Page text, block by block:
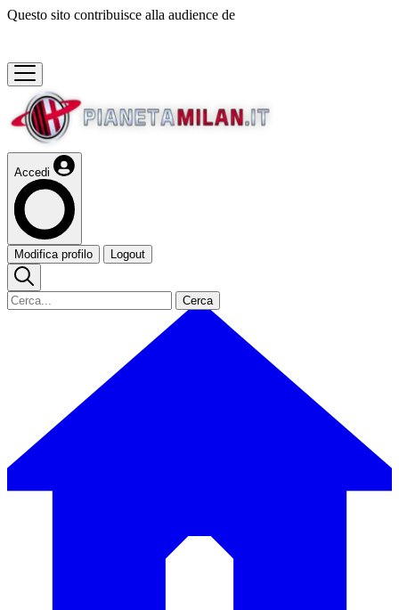
Questo sito contribuisce alla audience de
Accedi
Modifica profilo Logout
Cerca